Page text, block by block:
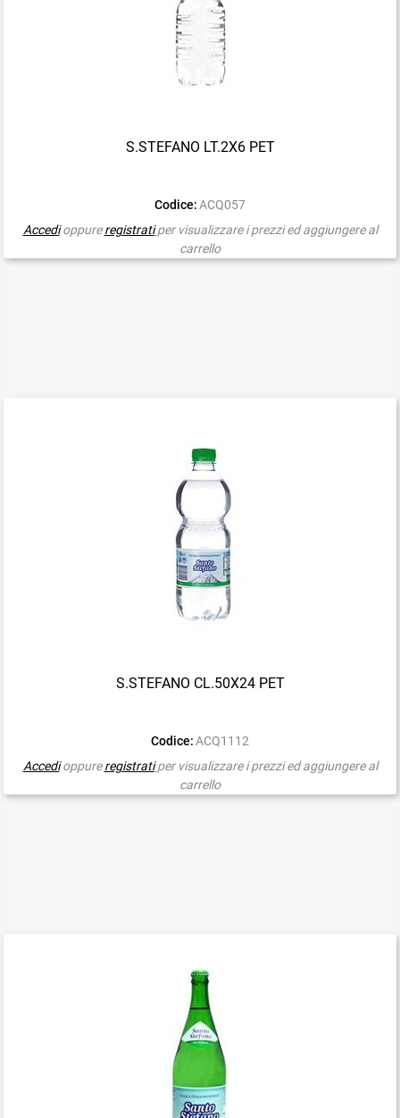
S.STEFANO LT.2X6 PET
Codice: ACQ057
Accedioppureregistrati per visualizzare i prezzi ed aggiungere al
carrello
S.STEFANO CL.50X24 PET
Codice: ACQ1112
Accedioppureregistrati per visualizzare i prezzi ed aggiungere al
carrello